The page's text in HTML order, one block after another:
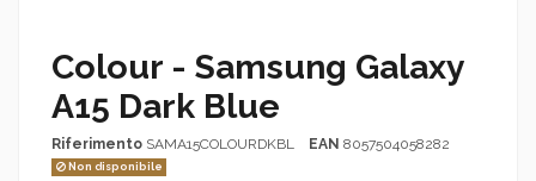
Colour - Samsung Galaxy
A15 Dark Blue
Riferimento SAMA15COLOURDKBL EAN 8057504058282
Non disponibile